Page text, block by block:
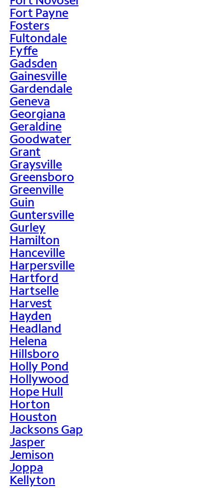
Fort Payne
Fosters
Fultondale
Fyffe
Gadsden
Gainesville
Gardendale
Geneva
Georgiana
Geraldine
Goodwater
Grant
Graysville
Greensboro
Greenville
Guin
Guntersville
Gurley
Hamilton
Hanceville
Harpersville
Hartford
Hartselle
Harvest
Hayden
Headland
Helena
Hillsboro
Holly Pond
Hollywood
Hope Hull
Horton
Houston
Jacksons Gap
Jasper
Jemison
Joppa
Kellyton